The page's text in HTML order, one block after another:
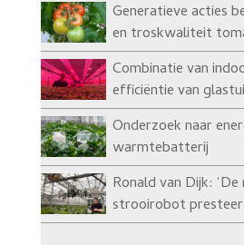
Generatieve acties
en troskwaliteit
Combinatie van
efficiëntie van
Onderzoek naar
warmtebatterij
Ronald van Dijk:
strooirobot